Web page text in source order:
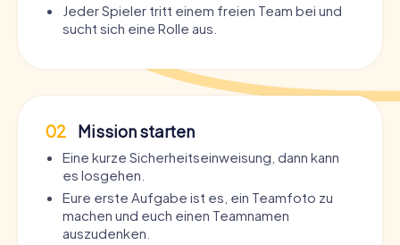
Jeder Spieler tritt einem freien Team bei und
sucht sich eine Rolle aus.
02 Mission starten
Eine kurze Sicherheitseinweisung, dann kann
es losgehen.
Eure erste Aufgabe ist es, ein Teamfoto zu
machen und euch einen Teamnamen
auszudenken.